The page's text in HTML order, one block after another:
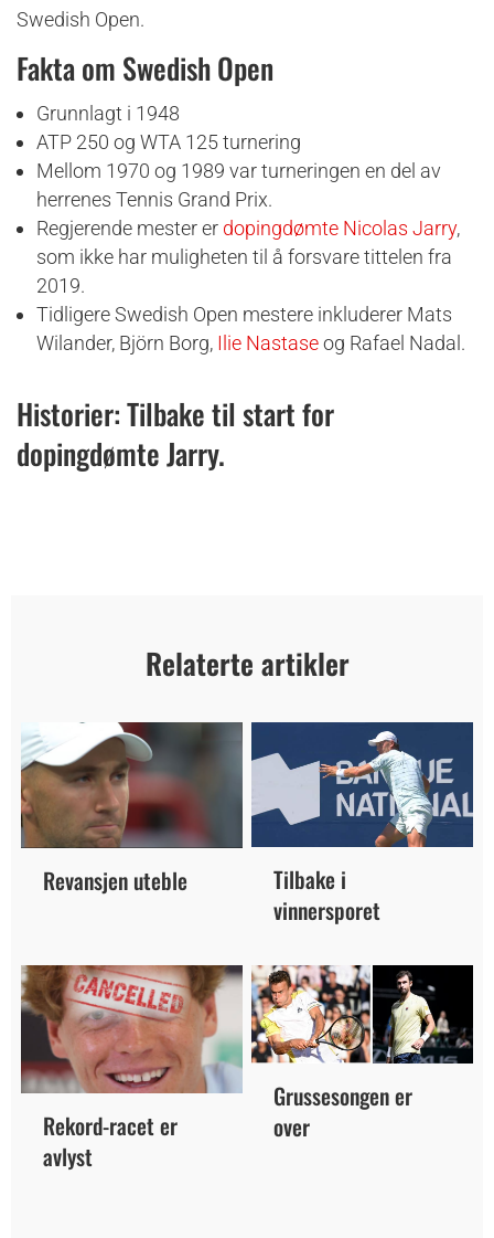
Swedish Open.
Fakta om Swedish Open
Grunnlagt i 1948
ATP 250 og WTA 125 turnering
Mellom 1970 og 1989 var turneringen en del av
herrenes Tennis Grand Prix.
Regjerende mester er dopingdømte Nicolas Jarry,
som ikke har muligheten til å forsvare tittelen fra
2019.
Tidligere Swedish Open mestere inkluderer Mats
Wilander, Björn Borg, Ilie Nastaseog Rafael Nadal.
Historier:Tilbake til start for
dopingdømte Jarry.
Relaterte artikler
Revansjen uteble
Tilbake i
vinnersporet
Rekord-racet er
avlyst
Grussesongen er
over